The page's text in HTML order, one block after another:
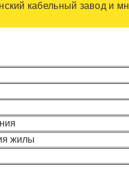
кабельный завод и
жилы